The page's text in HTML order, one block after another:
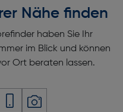
AE, Auto, Manuell,
Nähe finden
haben Sie Ihr
im Blick und können
Ort beraten lassen.